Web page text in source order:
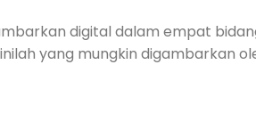
digital dalam empat
yang mungkin digambarkan